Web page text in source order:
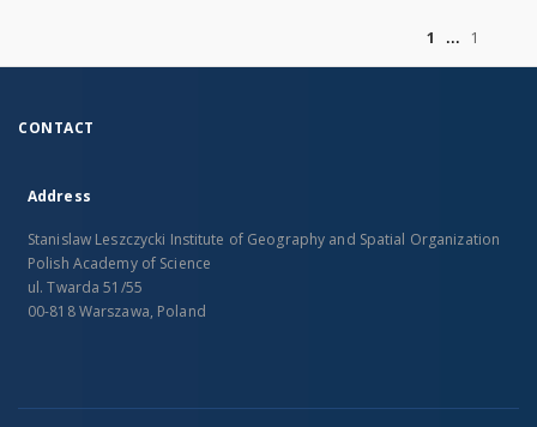
1
1
CONTACT
Address
Stanislaw Leszczycki Institute of Geography and Spatial Organization
Polish Academy of Science
ul. Twarda 51/55
00-818 Warszawa, Poland